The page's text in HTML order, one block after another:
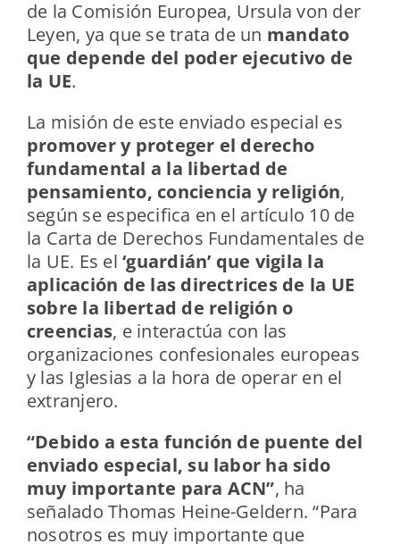
de la Comisión Europea, Ursula von der
Leyen, ya que se trata de un mandato
que depende del poder ejecutivo de
la UE.
La misión de este enviado especial es
promover y proteger el derecho
fundamental a la libertad de
pensamiento, conciencia y religión,
según se especifica en el artículo 10 de
la Carta de Derechos Fundamentales de
la UE. Es el‘guardián’ que vigila la
aplicación de las directrices de la UE
sobre la libertad de religión o
creencias, e interactúa con las
organizaciones confesionales europeas
y las Iglesias a la hora de operar en el
extranjero.
“Debido a esta función de puente del
enviado especial, su labor ha sido
muy importante para ACN”, ha
señalado Thomas Heine-Geldern. “Para
nosotros es muy importante que